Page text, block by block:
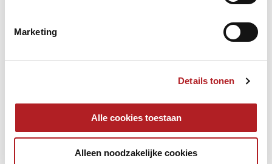
Marketing
Details tonen
Alle cookies toestaan
Alleen noodzakelijke cookies